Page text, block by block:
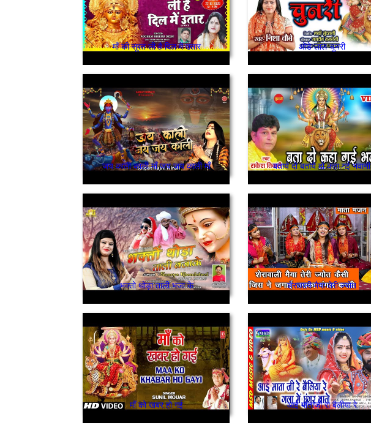
माँ की सूरत ली है दिल में उतार ओडे लाल चुनरी
जय काली काली माँ जय जय काली माँ बताये दो बताये दो कहा गई भवानी
भक्तो थोड़ा ताली भजा के शेरावाली मैया तेरी ज्योत
माँ को खबर हो गई आई माताजी रा बैलीया रे